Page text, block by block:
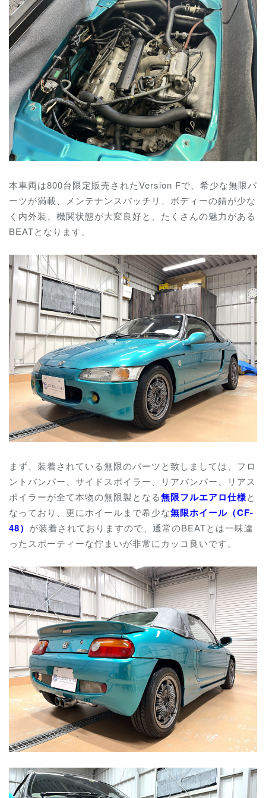
本車両は800台限定販売されたVersion Fで、希少な無限パ
ーツが満載、メンテナンスバッチリ、ボディーの錆が少な
く内外装、機関状態が大変良好と、たくさんの魅力がある
BEATとなります。
まず、装着されている無限のパーツと致しましては、フロ
ントバンパー、サイドスポイラー、リアバンパー、リアス
ポイラーが全て本物の無限製となる無限フルエアロ仕様と
なっており、更にホイールまで希少な無限ホイール（CF-
48） が装着されておりますので、通常のBEATとは一味違
ったスポーティーな佇まいが非常にカッコ良いです。